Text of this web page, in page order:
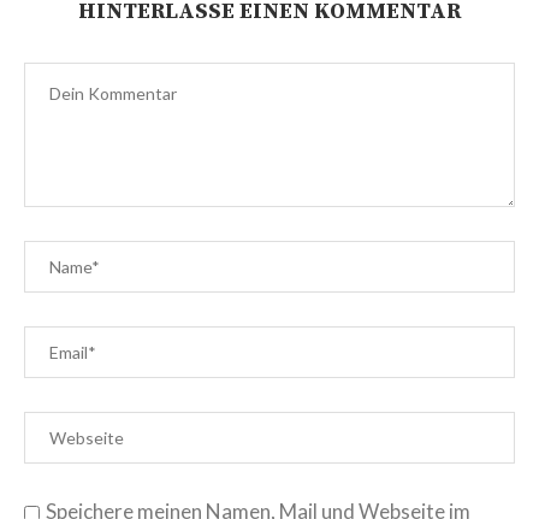
HINTERLASSE EINEN KOMMENTAR
Speichere meinen Namen, Mail und Webseite im